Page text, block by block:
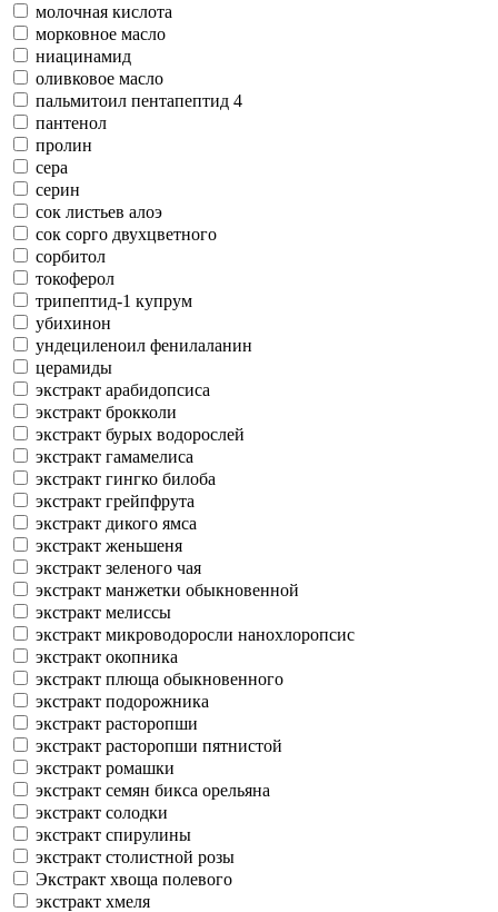
молочная кислота
морковное масло
ниацинамид
оливковое масло
пальмитоил пентапептид 4
пантенол
пролин
сера
серин
сок листьев алоэ
сок сорго двухцветного
сорбитол
токоферол
трипептид-1 купрум
убихинон
ундециленоил фенилаланин
церамиды
экстракт арабидопсиса
экстракт брокколи
экстракт бурых водорослей
экстракт гамамелиса
экстракт гингко билоба
экстракт грейпфрута
экстракт дикого ямса
экстракт женьшеня
экстракт зеленого чая
экстракт манжетки обыкновенной
экстракт мелиссы
экстракт микроводоросли нанохлоропсис
экстракт окопника
экстракт плюща обыкновенного
экстракт подорожника
экстракт расторопши
экстракт расторопши пятнистой
экстракт ромашки
экстракт семян бикса орельяна
экстракт солодки
экстракт спирулины
экстракт столистной розы
Экстракт хвоща полевого
экстракт хмеля